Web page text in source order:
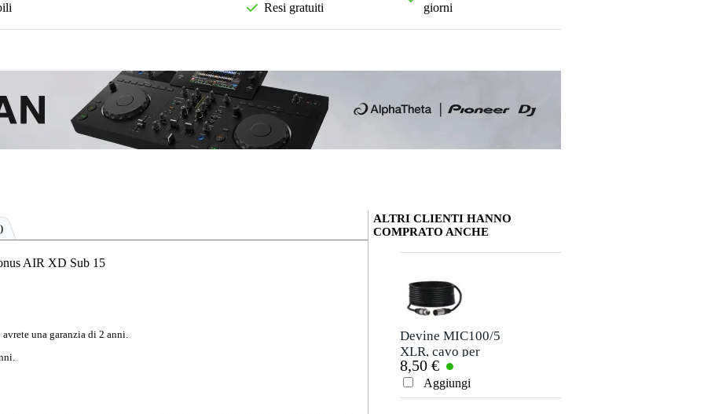
Resi gratuiti
giorni
AIR XD Sub 15
una garanzia di 2 anni.
Soprannome
Valutazione
Non ci sono ancora recensioni per questo prodotto.
ALTRI CLIENTI HANNO
COMPRATO ANCHE
Devine MIC100/5
XLR, cavo per
microfono e
segnale, 5 m
8,50 €
Aggiungi